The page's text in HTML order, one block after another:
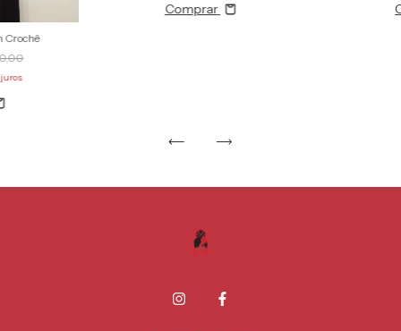
Crochê
Comprar